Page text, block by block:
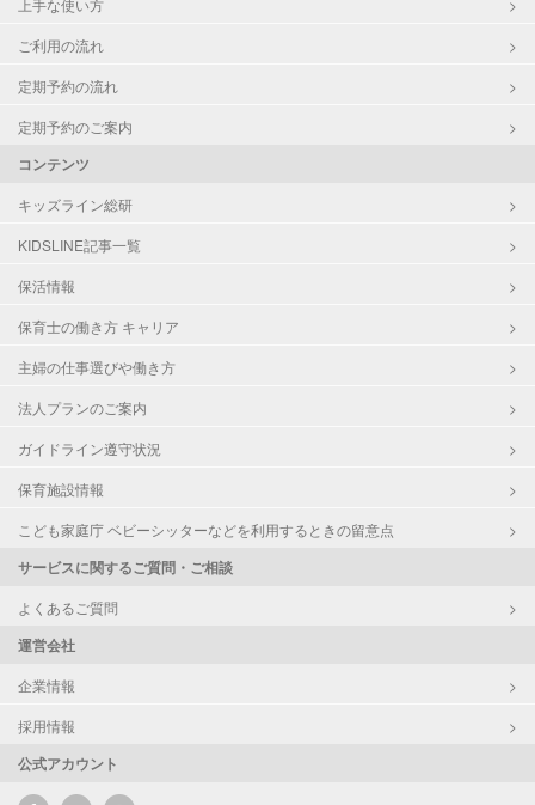
上手な使い方
ご利用の流れ
定期予約の流れ
定期予約のご案内
コンテンツ
キッズライン総研
KIDSLINE記事一覧
保活情報
保育士の働き方 キャリア
主婦の仕事選びや働き方
法人プランのご案内
ガイドライン遵守状況
保育施設情報
こども家庭庁 ベビーシッターなどを利用するときの留意点
サービスに関するご質問・ご相談
よくあるご質問
運営会社
企業情報
採用情報
公式アカウント